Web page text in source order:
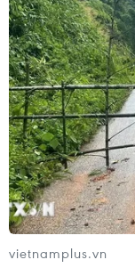
vietnamplus.vn